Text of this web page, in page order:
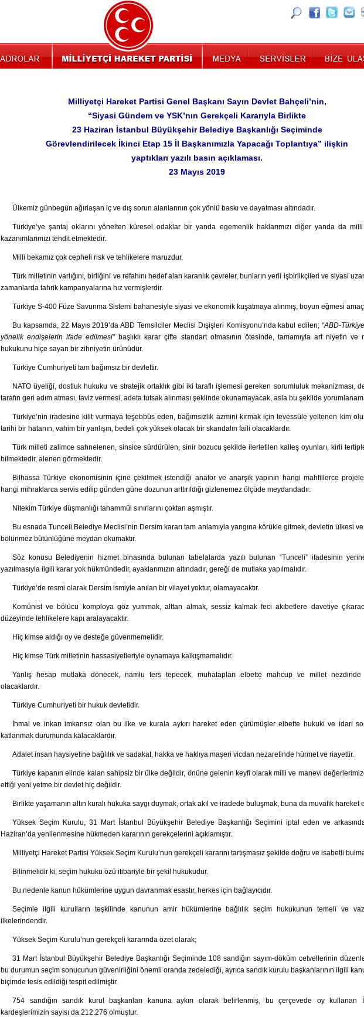
Milliyetçi Hareket Partisi Genel Başkanı Sayın Devlet Bahçeli’nin,
“Siyasi Gündem ve YSK’nın Gerekçeli Kararıyla Birlikte
23 Haziran İstanbul Büyükşehir Belediye Başkanlığı Seçiminde
Görevlendirilecek İkinci Etap 15 İl Başkanımızla Yapacağı Toplantıya” ilişkin
yaptıkları yazılı basın açıklaması.
23 Mayıs 2019
Ülkemiz günbegün ağırlaşan iç ve dış sorun alanlarının çok yönlü baskı ve dayatması altındadır.
Türkiye’ye şantaj oklarını yönelten küresel odaklar bir yanda egemenlik haklarımızı diğer yanda da
kazanımlarımızı tehdit etmektedir.
Milli bekamız çok cepheli risk ve tehlikelere maruzdur.
Türk milletinin varlığını, birliğini ve refahını hedef alan karanlık çevreler, bunların yerli işbirlikçileri ve siyasi
zamanlarda tahrik kampanyalarına hız vermişlerdir.
Türkiye S-400 Füze Savunma Sistemi bahanesiyle siyasi ve ekonomik kuşatmaya alınmış, boyun eğmesi
Bu kapsamda, 22 Mayıs 2019’da ABD Temsilciler Meclisi Dışişleri Komisyonu’nda kabul edilen; “ABD-
yönelik endişelerin ifade edilmesi”başlıklı karar çifte standart olmasının ötesinde, tamamıyla art niyetin ve
hukukunu hiçe sayan bir zihniyetin ürünüdür.
Türkiye Cumhuriyeti tam bağımsız bir devlettir.
NATO üyeliği, dostluk hukuku ve stratejik ortaklık gibi iki taraflı işlemesi gereken sorumluluk mekanizması,
tarafın geri adım atması, taviz vermesi, adeta tutsak alınması şeklinde okunamayacak, asla bu şekilde
Türkiye’nin iradesine kilit vurmaya teşebbüs eden, bağımsızlık azmini kırmak için tevessüle yeltenen kim
tarihi bir hatanın, vahim bir yanlışın, bedeli çok yüksek olacak bir skandalın faili olacaklardır.
Türk milleti zalimce sahnelenen, sinsice sürdürülen, sinir bozucu şekilde ilerletilen kalleş oyunları, kirli
bilmektedir, alenen görmektedir.
Bilhassa Türkiye ekonomisinin içine çekilmek istendiği anafor ve anarşik yapının hangi mahfillerce
hangi mihraklarca servis edilip günden güne dozunun arttırıldığı gizlenemez ölçüde meydandadır.
Nitekim Türkiye düşmanlığı tahammül sınırlarını çoktan aşmıştır.
Bu esnada Tunceli Belediye Meclisi’nin Dersim kararı tam anlamıyla yangına körükle gitmek, devletin ülkesi
bölünmez bütünlüğüne meydan okumaktır.
Söz konusu Belediyenin hizmet binasında bulunan tabelalarda yazılı bulunan “Tunceli” ifadesinin
yazılmasıyla ilgili karar yok hükmündedir, ayaklarımızın altındadır, gereği de mutlaka yapılmalıdır.
Türkiye’de resmi olarak Dersim ismiyle anılan bir vilayet yoktur, olamayacaktır.
Komünist ve bölücü komploya göz yummak, alttan almak, sessiz kalmak feci akıbetlere davetiye
düzeyinde tehlikelere kapı aralayacaktır.
Hiç kimse aldığı oy ve desteğe güvenmemelidir.
Hiç kimse Türk milletinin hassasiyetleriyle oynamaya kalkışmamalıdır.
Yanlış hesap mutlaka dönecek, namlu ters tepecek, muhatapları elbette mahcup ve millet nezdinde
olacaklardır.
Türkiye Cumhuriyeti bir hukuk devletidir.
İhmal ve inkarı imkansız olan bu ilke ve kurala aykırı hareket eden çürümüşler elbette hukuki ve idari
katlanmak durumunda kalacaklardır.
Adalet insan haysiyetine bağlılık ve sadakat, hakka ve haklıya maşeri vicdan nezaretinde hürmet ve riayettir.
Türkiye kapanın elinde kalan sahipsiz bir ülke değildir, önüne gelenin keyfi olarak milli ve manevi
ettiği yeni yetme bir devlet hiç değildir.
Birlikte yaşamanın altın kuralı hukuka saygı duymak, ortak akıl ve iradede buluşmak, buna da muvafık hareket
Yüksek Seçim Kurulu, 31 Mart İstanbul Büyükşehir Belediye Başkanlığı Seçimini iptal eden ve
Haziran’da yenilenmesine hükmeden kararının gerekçelerini açıklamıştır.
Milliyetçi Hareket Partisi Yüksek Seçim Kurulu’nun gerekçeli kararını tartışmasız şekilde doğru ve isabetli
Bilinmelidir ki, seçim hukuku özü itibariyle bir şekil hukukudur.
Bu nedenle kanun hükümlerine uygun davranmak esastır, herkes için bağlayıcıdır.
Seçimle ilgili kurulların teşkilinde kanunun amir hükümlerine bağlılık seçim hukukunun temeli ve
ilkelerindendir.
Yüksek Seçim Kurulu’nun gerekçeli kararında özet olarak;
31 Mart İstanbul Büyükşehir Belediye Başkanlığı Seçiminde 108 sandığın sayım-döküm cetvellerinin
bu durumun seçim sonucunun güvenirliğini önemli oranda zedelediği, ayrıca sandık kurulu başkanlarının ilgili
biçimde tesis edildiği tespit edilmiştir.
754 sandığın sandık kurul başkanları kanuna aykırı olarak belirlenmiş, bu çerçevede oy kullanan
kardeşlerimizin sayısı da 212.276 olmuştur.